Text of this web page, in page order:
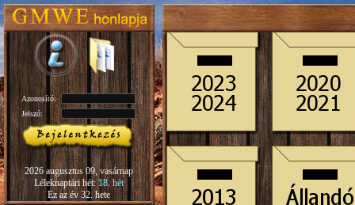
Azonosító:
Jelszó:
2026 augusztus 09, vasárnap
Léleknaptári hét:18. hét
Ez az év 32. hete